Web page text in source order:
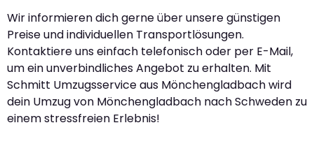
Wir informieren dich gerne über unsere günstigen
Preise und individuellen Transportlösungen.
Kontaktiere uns einfach telefonisch oder per E-Mail,
um ein unverbindliches Angebot zu erhalten. Mit
Schmitt Umzugsservice aus Mönchengladbach wird
dein Umzug von Mönchengladbach nach Schweden zu
einem stressfreien Erlebnis!